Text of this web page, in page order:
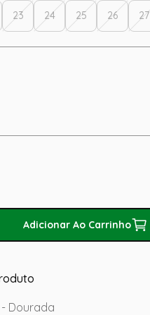
23 24 25 26 27
Adicionar Ao Carrinho
Dourada